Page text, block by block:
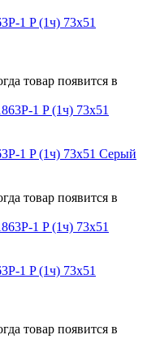
1 P (1ч) 73x51
товар появится в
1 P (1ч) 73x51 Серый
товар появится в
1 P (1ч) 73x51
товар появится в